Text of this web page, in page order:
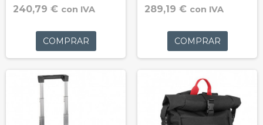
240,79 € con IVA
COMPRAR
289,19 € con IVA
COMPRAR